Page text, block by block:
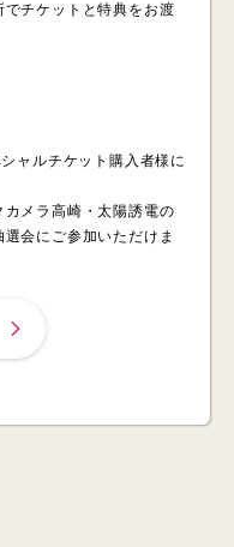
チケットと特典をお渡
ャルチケット購入者様に
メラ高崎・太陽誘電の
会にご参加いただけま